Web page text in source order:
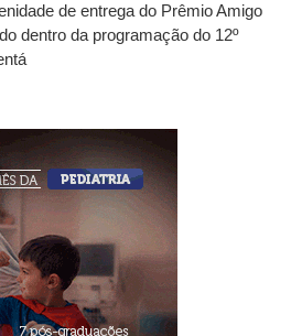
de entrega do Prêmio Amigo
dentro da programação do 12º